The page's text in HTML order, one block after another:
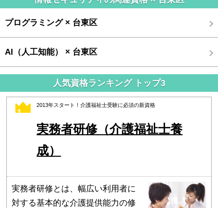
プログラミング × 台東区
AI（人工知能） × 台東区
人気資格ランキング トップ3
1
2013年スタート！介護福祉士受験に必須の新資格
実務者研修（介護福祉士養
成）
実務者研修とは、幅広い利用者に
対する基本的な介護提供能力の修